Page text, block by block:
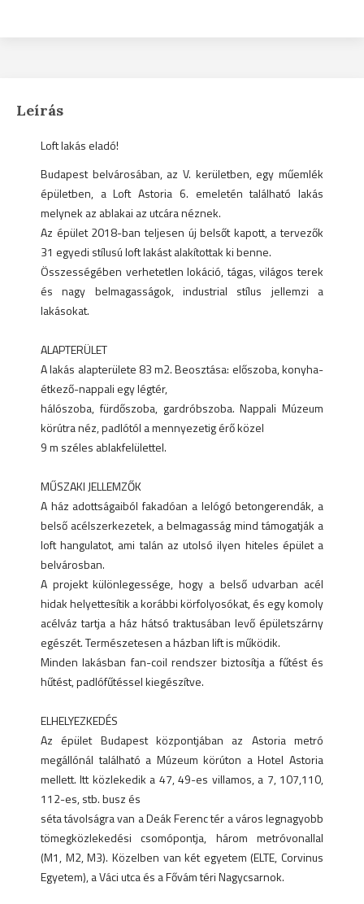
Leírás
Loft lakás eladó!
Budapest belvárosában, az V. kerületben, egy műemlék
épületben, a Loft Astoria 6. emeletén található lakás
melynek az ablakai az utcára néznek.
Az épület 2018-ban teljesen új belsőt kapott, a tervezők
31 egyedi stílusú loft lakást alakítottak ki benne.
Összességében verhetetlen lokáció, tágas, világos terek
és nagy belmagasságok, industrial stílus jellemzi a
lakásokat.
ALAPTERÜLET
A lakás alapterülete 83 m2. Beosztása: előszoba, konyha-
étkező-nappali egy légtér,
hálószoba, fürdőszoba, gardróbszoba. Nappali Múzeum
körútra néz, padlótól a mennyezetig érő közel
9 m széles ablakfelülettel.
MŰSZAKI JELLEMZŐK
A ház adottságaiból fakadóan a lelógó betongerendák, a
belső acélszerkezetek, a belmagasság mind támogatják a
loft hangulatot, ami talán az utolsó ilyen hiteles épület a
belvárosban.
A projekt különlegessége, hogy a belső udvarban acél
hidak helyettesítik a korábbi körfolyosókat, és egy komoly
acélváz tartja a ház hátsó traktusában levő épületszárny
egészét. Természetesen a házban lift is működik.
Minden lakásban fan-coil rendszer biztosítja a fűtést és
hűtést, padlófűtéssel kiegészítve.
ELHELYEZKEDÉS
Az épület Budapest központjában az Astoria metró
megállónál található a Múzeum körúton a Hotel Astoria
mellett. Itt közlekedik a 47, 49-es villamos, a 7, 107,110,
112-es, stb. busz és
séta távolságra van a Deák Ferenc tér a város legnagyobb
tömegközlekedési csomópontja, három metróvonallal
(M1, M2, M3). Közelben van két egyetem (ELTE, Corvinus
Egyetem), a Váci utca és a Fővám téri Nagycsarnok.